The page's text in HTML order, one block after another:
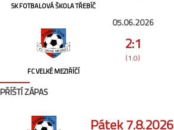
SK FOTBALOVÁ ŠKOLA TŘEBÍČ
FC VELKÉ MEZIŘÍČÍ
05.06.2026
2:1
(1:0)
PŘÍŠTÍ ZÁPAS
Pátek 7.8.2026